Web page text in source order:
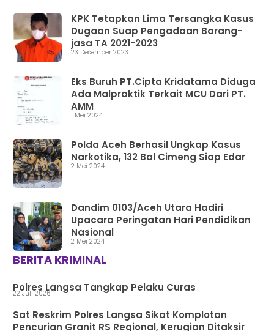
KPK Tetapkan Lima Tersangka Kasus
Dugaan Suap Pengadaan Barang-
jasa TA 2021-2023
23 Desember 2023
Eks Buruh PT.Cipta Kridatama Diduga
Ada Malpraktik Terkait MCU Dari PT.
AMM
1 Mei 2024
Polda Aceh Berhasil Ungkap Kasus
Narkotika, 132 Bal Cimeng Siap Edar
2 Mei 2024
Dandim 0103/Aceh Utara Hadiri
Upacara Peringatan Hari Pendidikan
Nasional
2 Mei 2024
BERITA KRIMINAL
Polres Langsa Tangkap Pelaku Curas
22 Juli 2026
Sat Reskrim Polres Langsa Sikat Komplotan
Pencurian Granit RS Regional, Kerugian Ditaksir